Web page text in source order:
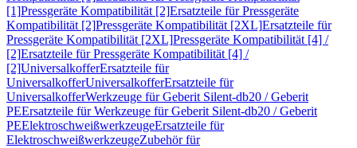
[1]Pressgeräte Kompatibilität [2]Ersatzteile für Pressgeräte
Kompatibilität [2]Pressgeräte Kompatibilität [2XL]Ersatzteile für
Pressgeräte Kompatibilität [2XL]Pressgeräte Kompatibilität [4] /
[2]Ersatzteile für Pressgeräte Kompatibilität [4] /
[2]UniversalkofferErsatzteile für
UniversalkofferUniversalkofferErsatzteile für
UniversalkofferWerkzeuge für Geberit Silent-db20 / Geberit
PEErsatzteile für Werkzeuge für Geberit Silent-db20 / Geberit
PEElektroschweißwerkzeugeErsatzteile für
ElektroschweißwerkzeugeZubehör für